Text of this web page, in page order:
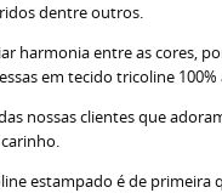
dentre outros.
harmonia entre as cores,
em tecido tricoline
nossas clientes que
estampado é de primeira